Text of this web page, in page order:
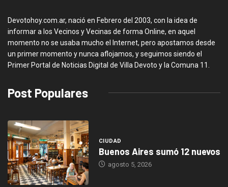
Devotohoy.com.ar, nació en Febrero del 2003, con la idea de
informar a los Vecinos y Vecinas de forma Online, en aquel
momento no se usaba mucho el Internet, pero apostamos desde
un primer momento y nunca aflojamos, y seguimos siendo el
Primer Portal de Noticias Digital de Villa Devoto y la Comuna 11.
Post Populares
CIUDAD
Buenos Aires sumó 12 nuevos
agosto 5, 2026